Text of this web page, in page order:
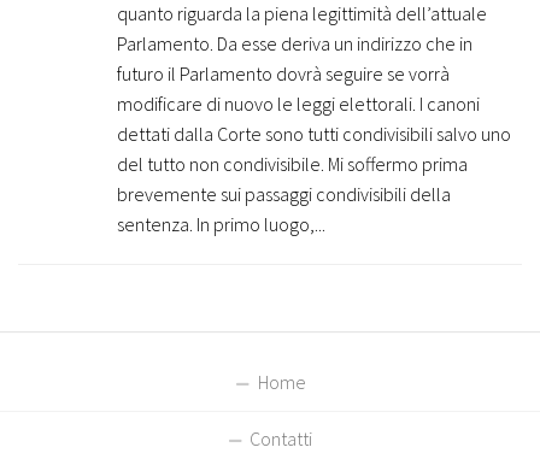
quanto riguarda la piena legittimità dell’attuale
Parlamento. Da esse deriva un indirizzo che in
futuro il Parlamento dovrà seguire se vorrà
modificare di nuovo le leggi elettorali. I canoni
dettati dalla Corte sono tutti condivisibili salvo uno
del tutto non condivisibile. Mi soffermo prima
brevemente sui passaggi condivisibili della
sentenza. In primo luogo,...
Home
Contatti